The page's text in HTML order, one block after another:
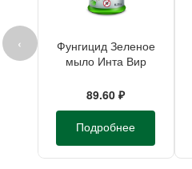
‹
Фунгицид Зеленое
мыло Инта Вир
89.60 ₽
Подробнее